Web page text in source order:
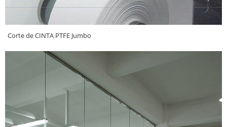
Corte de CINTA PTFE Jumbo